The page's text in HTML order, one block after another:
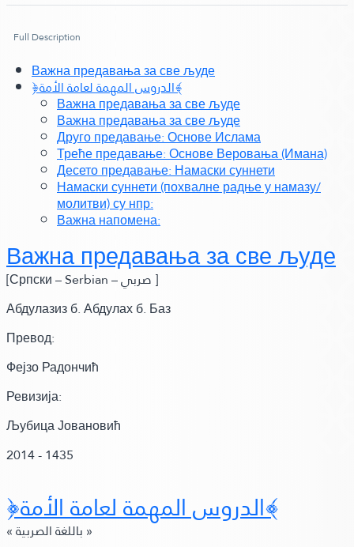
Full Description
Важна предавања за све људе
﴿الدروس المهمة لعامة الأمة﴾
Важна предавања за све људе
Важна предавања за све људе
Друго предавање: Основе Ислама
Треће предавање: Основе Веровања (Имана)
Десето предавање: Намаски суннети
Намаски суннети (похвалне радње у намазу/
молитви) су нпр:
Важна напомена:
Важна предавања за све људе
]Српски – Serbian –صربي [
Абдулазиз б. Абдулах б. Баз
Превод:
Фејзо Радончић
Ревизија:
Љубица Јовановић
2014 - 1435
﴿الدروس المهمة لعامة الأمة﴾
« باللغة الصربية »